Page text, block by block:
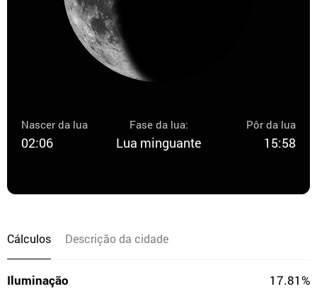
Nascer da lua
02:06
Fase da lua:
Lua minguante
Pôr da lua
15:58
Cálculos Descrição da cidade
Iluminação
17.81%